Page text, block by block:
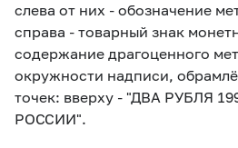
слева от них - обозначение
справа - товарный знак
содержание драгоценного
окружности надписи,
точек: вверху - "ДВА РУБЛЯ
РОССИИ".